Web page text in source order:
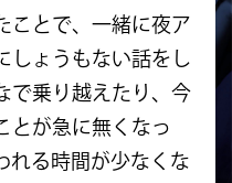
ことで、一緒に夜ア
しょうもない話をし
で乗り越えたり、今
とが急に無くなっ
れる時間が少なくな